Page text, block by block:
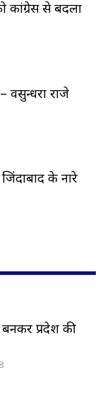
कांग्रेस से बदला
वसुन्धरा राजे
के नारे
बनकर प्रदेश की